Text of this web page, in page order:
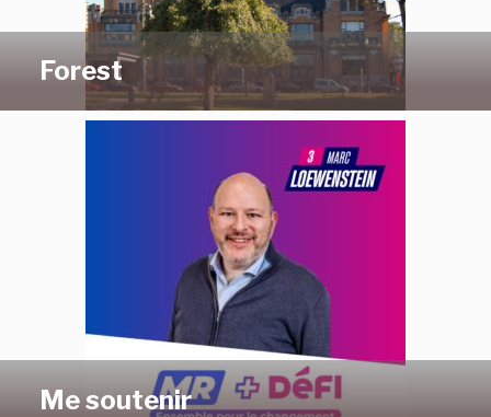
Forest
Me soutenir